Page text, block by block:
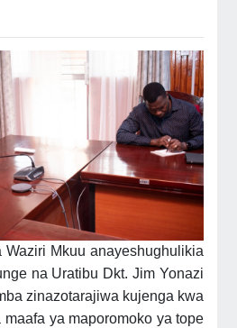
Waziri Mkuu anayeshughulikia
na Uratibu Dkt. Jim Yonazi
zinazotarajiwa kujenga kwa
ya maporomoko ya tope